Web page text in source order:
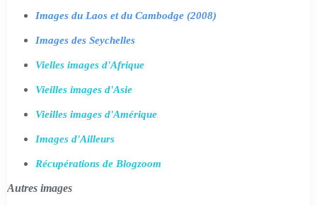
Images du Laos et du Cambodge (2008)
Images des Seychelles
Vielles images d'Afrique
Vieilles images d'Asie
Vieilles images d'Amérique
Images d'Ailleurs
Récupérations de Blogzoom
Autres images